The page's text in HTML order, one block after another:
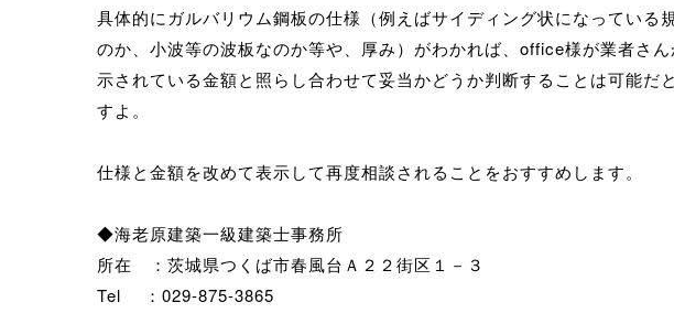
具体的にガルバリウム鋼板の仕様（例えばサイディング状になっている
のか、小波等の波板なのか等や、厚み）がわかれば、office様が業者さん
示されている金額と照らし合わせて妥当かどうか判断することは可能だ
すよ。
仕様と金額を改めて表示して再度相談されることをおすすめします。
◆海老原建築一級建築士事務所
所在 ：茨城県つくば市春風台Ａ２２街区１－３
Tel ：029-875-3865